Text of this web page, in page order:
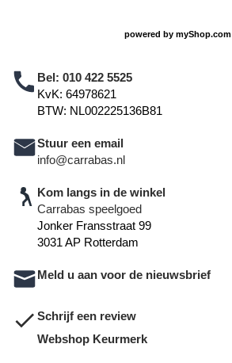
powered by myShop.com
Bel: 010 422 5525
KvK: 64978621
BTW: NL002225136B81
Stuur een email
info@carrabas.nl
Kom langs in de winkel
Carrabas speelgoed
Jonker Fransstraat 99
3031 AP Rotterdam
Meld u aan voor de nieuwsbrief
Schrijf een review
Webshop Keurmerk